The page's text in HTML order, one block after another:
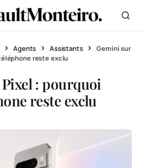
Agents Assistants
Gemini sur
reste exclu
: pourquoi
reste exclu